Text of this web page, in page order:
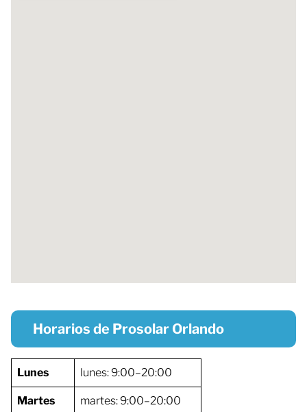
Horarios de Prosolar Orlando
Lunes lunes: 9:00–20:00
Martes martes: 9:00–20:00